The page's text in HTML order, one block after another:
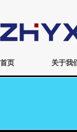
首页 关于我